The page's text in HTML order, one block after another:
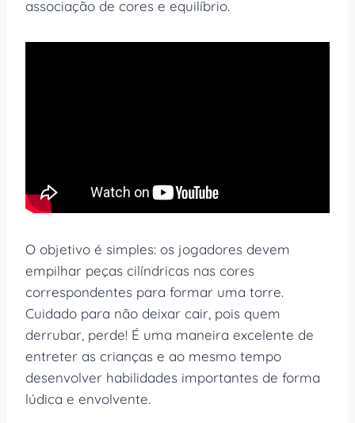
associação de cores e equilíbrio.
O objetivo é simples: os jogadores devem
empilhar peças cilíndricas nas cores
correspondentes para formar uma torre.
Cuidado para não deixar cair, pois quem
derrubar, perde! É uma maneira excelente de
entreter as crianças e ao mesmo tempo
desenvolver habilidades importantes de forma
lúdica e envolvente.